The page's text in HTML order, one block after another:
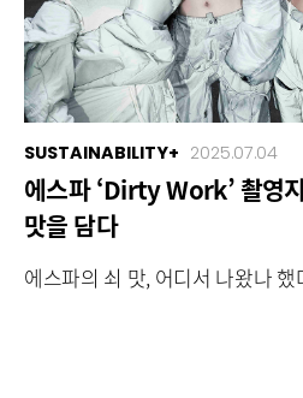
SUSTAINABILITY+ 2025.07.04
에스파 ‘Dirty Work’ 촬영
맛을 담다
에스파의 쇠 맛, 어디서 나왔나 했